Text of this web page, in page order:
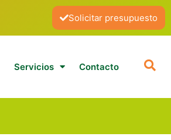
Solicitar presupuesto
Servicios Contacto